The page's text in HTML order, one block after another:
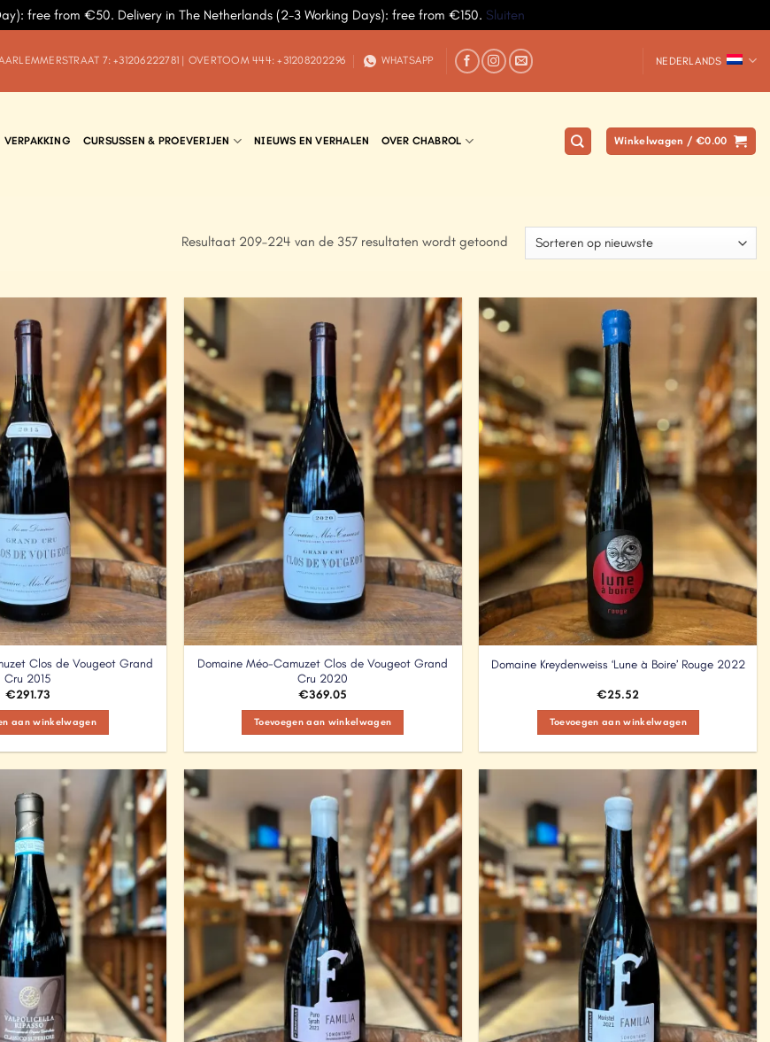
free from €50. Delivery in The Netherlands (2-3 Working Days): free from €150. Sluiten
7: +31206222781 | OVERTOOM 444: +31208202296 WHATSAPP NEDERLANDS
VERPAKKING CURSUSSEN & PROEVERIJEN NIEUWS EN VERHALEN OVER CHABROL Winkelwagen / €0.00
Resultaat 209–224 van de 357 resultaten wordt getoond
Add to
Wishlist
Clos de Vougeot Grand
Cru 2015
€291.73
aan winkelwagen
Add to
Wishlist
Domaine Méo-Camuzet Clos de Vougeot Grand
Cru 2020
€369.05
Toevoegen aan winkelwagen
Add to
Wishlist
Domaine Kreydenweiss ‘Lune à Boire’ Rouge 2022
€25.52
Toevoegen aan winkelwagen
Add to
Wishlist
Add to
Wishlist
Add to
Wishlist